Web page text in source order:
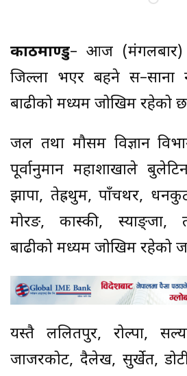
काठमाण्डु– आज (मंगलबार)
जिल्ला भएर बहने स–साना
बाढीको मध्यम जोखिम रहेको छ
जल तथा मौसम विज्ञान
पूर्वानुमान महाशाखाले
झापा, तेह्रथुम, पाँचथर,
मोरङ, कास्की, स्याङ्जा,
बाढीको मध्यम जोखिम रहेको
यस्तै ललितपुर, रोल्पा,
जाजरकोट, दैलेख, सुर्खेत,